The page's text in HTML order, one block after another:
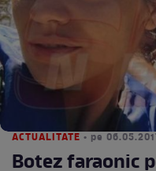
ACTUALITATE • pe
Botez faraonic